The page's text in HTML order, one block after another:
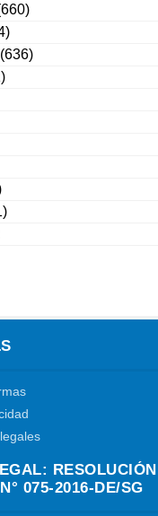
(636)
RESOLUCIÓN
075-2016-DE/SG